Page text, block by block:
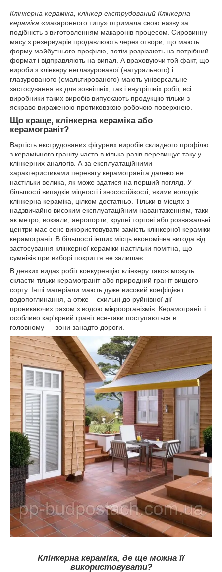
Клінкерна кераміка, клінкер екструдований Клінкерна
кераміка «макаронного типу» отримала свою назву за
подібність з виготовленням макаронів процесом. Сировинну
масу з резервуарів продавлюють через отвори, що мають
форму майбутнього профілю, потім розрізають на потрібний
формат і відправляють на випал. А враховуючи той факт, що
вироби з клінкеру неглазурованої (натурального) і
глазурованого (смальтированого) мають універсальне
застосування як для зовнішніх, так і внутрішніх робіт, всі
виробники таких виробів випускають продукцію тільки з
яскраво вираженою протиковзкою робочою поверхнею.
Що краще, клінкерна кераміка або
керамограніт?
Вартість екструдованих фігурних виробів складного профілю
з керамічного граніту часто в кілька разів перевищує таку у
клінкерних аналогів. А за експлуатаційними
характеристиками перевагу керамограніта далеко не
настільки велика, як може здатися на перший погляд. У
більшості випадків міцності і зносостійкості, якими володіє
клінкерна кераміка, цілком достатньо. Тільки в місцях з
надзвичайно високим експлуатаційним навантаженням, таки
як метро, вокзали, аеропорти, крупні торгові або розважальні
центри має сенс використовувати замість клінкерної кераміки
керамограніт. В більшості інших місць економічна вигода від
застосування клінкерної кераміки настільки помітна, що
сумнівів при виборі покриття не залишає.
В деяких видах робіт конкуренцію клінкеру також можуть
скласти тільки керамограніт або природний граніт вищого
сорту. Інші матеріали мають дуже високий коефіцієнт
водопоглинання, а отже – схильні до руйнівної дії
проникаючих разом з водою мікроорганізмів. Керамограніт і
особливо кар'єрний граніт все-таки поступаються в
головному — вони занадто дороги.
Клінкерна кераміка, де ще можна її
використовувати?